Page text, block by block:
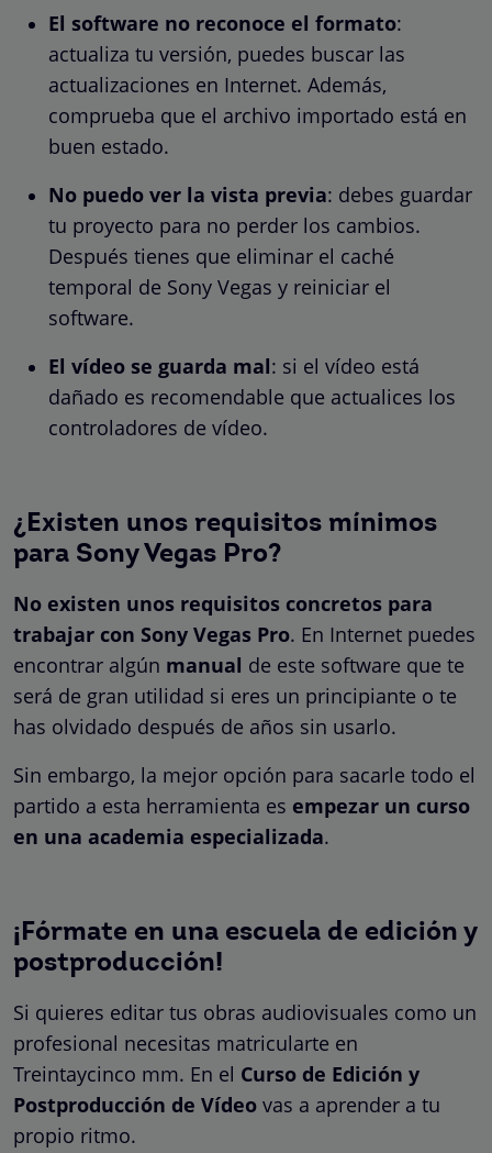
El software no reconoce el formato:
actualiza tu versión, puedes buscar las
actualizaciones en Internet. Además,
comprueba que el archivo importado está en
buen estado.
No puedo ver la vista previa: debes guardar
tu proyecto para no perder los cambios.
Después tienes que eliminar el caché
temporal de Sony Vegas y reiniciar el
software.
El vídeo se guarda mal: si el vídeo está
dañado es recomendable que actualices los
controladores de vídeo.
¿Existen unos requisitos mínimos
para Sony Vegas Pro?
No existen unos requisitos concretos para
trabajar con Sony Vegas Pro. En Internet puedes
encontrar algún manual de este software que te
será de gran utilidad si eres un principiante o te
has olvidado después de años sin usarlo.
Sin embargo, la mejor opción para sacarle todo el
partido a esta herramienta es empezar un curso
en una academia especializada.
¡Fórmate en una escuela de edición y
postproducción!
Si quieres editar tus obras audiovisuales como un
profesional necesitas matricularte en
Treintaycinco mm. En el Curso de Edición y
Postproducción de Vídeo vas a aprender a tu
propio ritmo.